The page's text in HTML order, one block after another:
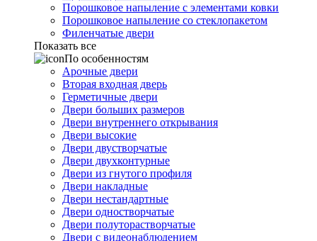
Порошковое напыление с элементами ковки
Порошковое напыление со стеклопакетом
Филенчатые двери
Показать все
По особенностям
Арочные двери
Вторая входная дверь
Герметичные двери
Двери больших размеров
Двери внутреннего открывания
Двери высокие
Двери двустворчатые
Двери двухконтурные
Двери из гнутого профиля
Двери накладные
Двери нестандартные
Двери одностворчатые
Двери полуторастворчатые
Двери с видеонаблюдением